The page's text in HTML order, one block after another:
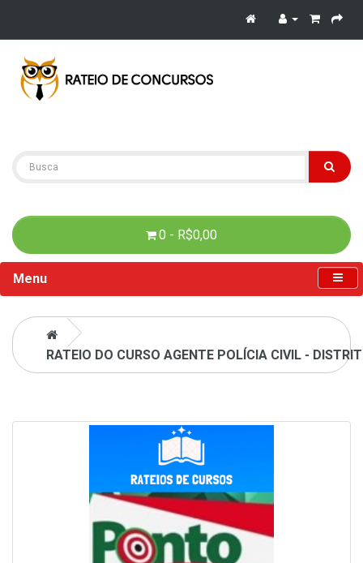
0 - R$0,00
Menu
RATEIO DO CURSO AGENTE POLÍCIA CIVIL -